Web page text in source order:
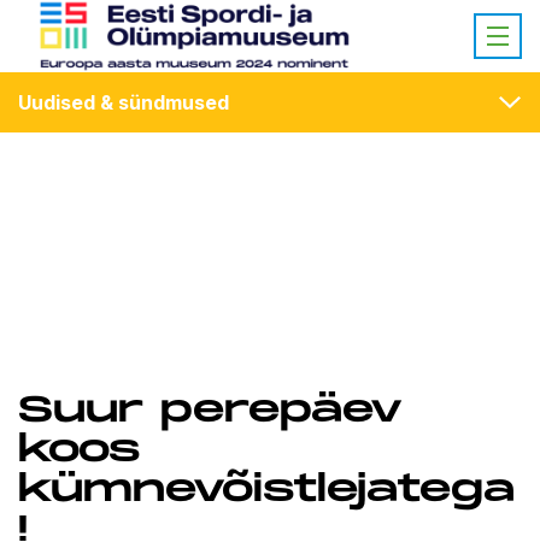
Uudised & sündmused
Suur perepäev
koos
kümnevõistlejatega
!